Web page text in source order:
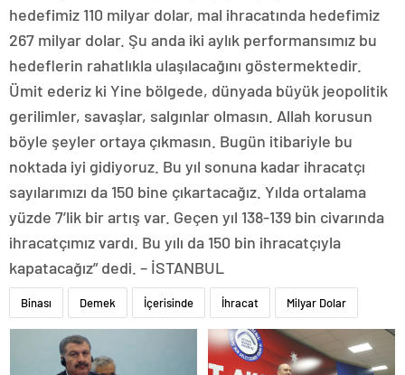
hedefimiz 110 milyar dolar, mal ihracatında hedefimiz
267 milyar dolar. Şu anda iki aylık performansımız bu
hedeflerin rahatlıkla ulaşılacağını göstermektedir.
Ümit ederiz ki Yine bölgede, dünyada büyük jeopolitik
gerilimler, savaşlar, salgınlar olmasın. Allah korusun
böyle şeyler ortaya çıkmasın. Bugün itibariyle bu
noktada iyi gidiyoruz. Bu yıl sonuna kadar ihracatçı
sayılarımızı da 150 bine çıkartacağız. Yılda ortalama
yüzde 7’lik bir artış var. Geçen yıl 138-139 bin civarında
ihracatçımız vardı. Bu yılı da 150 bin ihracatçıyla
kapatacağız” dedi. – İSTANBUL
Binası Demek İçerisinde İhracat Milyar Dolar